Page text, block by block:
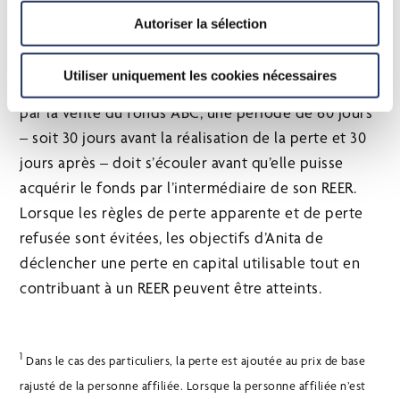
Autoriser la sélection
Utiliser uniquement les cookies nécessaires
refusée. La principale différence entre les deux
en mesure d’utiliser la perte en capital engendrée
par la vente du fonds ABC, une période de 60 jours
– soit 30 jours avant la réalisation de la perte et 30
jours après – doit s’écouler avant qu’elle puisse
acquérir le fonds par l’intermédiaire de son REER.
Lorsque les règles de perte apparente et de perte
refusée sont évitées, les objectifs d’Anita de
déclencher une perte en capital utilisable tout en
contribuant à un REER peuvent être atteints.
1 Dans le cas des particuliers, la perte est ajoutée au prix de base
rajusté de la personne affiliée. Lorsque la personne affiliée n’est